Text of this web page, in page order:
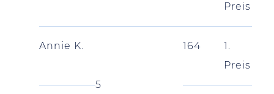
Preis
Annie K.
5
164
1.
Preis